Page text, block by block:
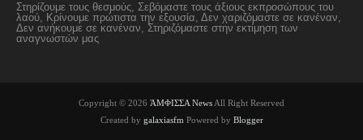
Στηρίζουμε τους θεσμούς, Σεβόμαστε τους άξιους εκπροσώπους του
λαού, Κρίνουμε πρώτιστα την εξουσία, Δεν χαριζόμαστε σε κανέναν,
Δεν ανήκουμε σε κανέναν, Στηριζόμαστε στην εκτίμηση των
αναγνωστών μας
Copyright © 2026 ΆΜΦΙΣΣΑ News All Right Reserved
Created by galaxiasfm Powered by Blogger